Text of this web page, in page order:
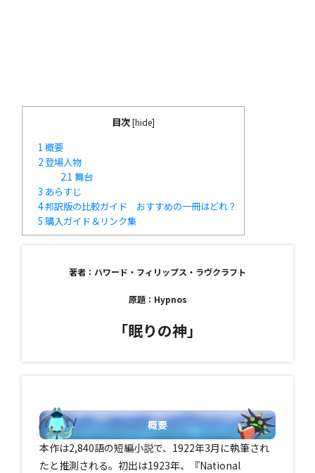
目次[hide]
1 概要
2登場人物
2.1 舞台
3 あらすじ
4邦訳版の比較ガイド おすすめの一冊はどれ？
5 購入ガイド＆リンク集
著者：ハワード・フィリップス・ラヴクラフト
原題：Hypnos
「眠りの神」
概要
本作は2,840語の短編小説で、1922年3月に執筆され
たと推測される。初出は1923年、『National